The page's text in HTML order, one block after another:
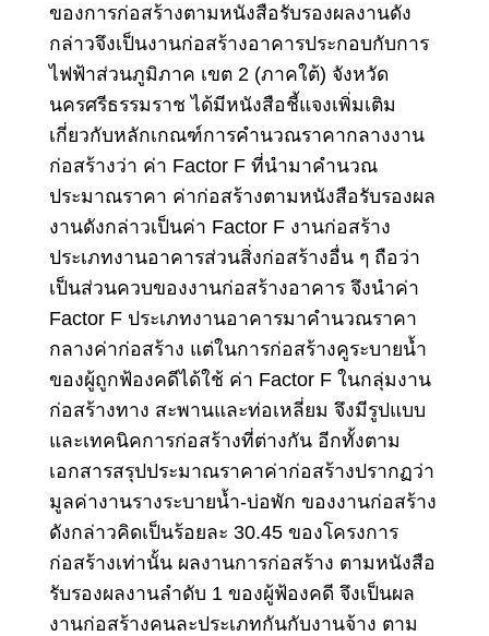
ของการก่อสร้างตามหนังสือรับรองผลงานดัง
กล่าวจึงเป็นงานก่อสร้างอาคารประกอบกับการ
ไฟฟ้าส่วนภูมิภาค เขต 2 (ภาคใต้) จังหวัด
นครศรีธรรมราช ได้มีหนังสือชี้แจงเพิ่มเติม
เกี่ยวกับหลักเกณฑ์การคํานวณราคากลางงาน
ก่อสร้างว่า ค่า Factor F ที่นํามาคํานวณ
ประมาณราคา ค่าก่อสร้างตามหนังสือรับรองผล
งานดังกล่าวเป็นค่า Factor F งานก่อสร้าง
ประเภทงานอาคารส่วนสิ่งก่อสร้างอื่น ๆ ถือว่า
เป็นส่วนควบของงานก่อสร้างอาคาร จึงนําค่า
Factor F ประเภทงานอาคารมาคํานวณราคา
กลางค่าก่อสร้าง แต่ในการก่อสร้างคูระบายน้ำ
ของผู้ถูกฟ้องคดีได้ใช้ ค่า Factor F ในกลุ่มงาน
ก่อสร้างทาง สะพานและท่อเหลี่ยม จึงมีรูปแบบ
และเทคนิคการก่อสร้างที่ต่างกัน อีกทั้งตาม
เอกสารสรุปประมาณราคาค่าก่อสร้างปรากฏว่า
มูลค่างานรางระบายน้ำ-บ่อพัก ของงานก่อสร้าง
ดังกล่าวคิดเป็นร้อยละ 30.45 ของโครงการ
ก่อสร้างเท่านั้น ผลงานการก่อสร้าง ตามหนังสือ
รับรองผลงานลําดับ 1 ของผู้ฟ้องคดี จึงเป็นผล
งานก่อสร้างคนละประเภทกันกับงานจ้าง ตาม